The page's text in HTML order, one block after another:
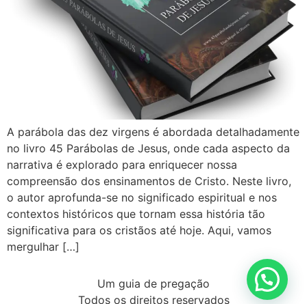
A parábola das dez virgens é abordada detalhadamente
no livro 45 Parábolas de Jesus, onde cada aspecto da
narrativa é explorado para enriquecer nossa
compreensão dos ensinamentos de Cristo. Neste livro,
o autor aprofunda-se no significado espiritual e nos
contextos históricos que tornam essa história tão
significativa para os cristãos até hoje. Aqui, vamos
mergulhar […]
Um guia de pregação
Todos os direitos reservados